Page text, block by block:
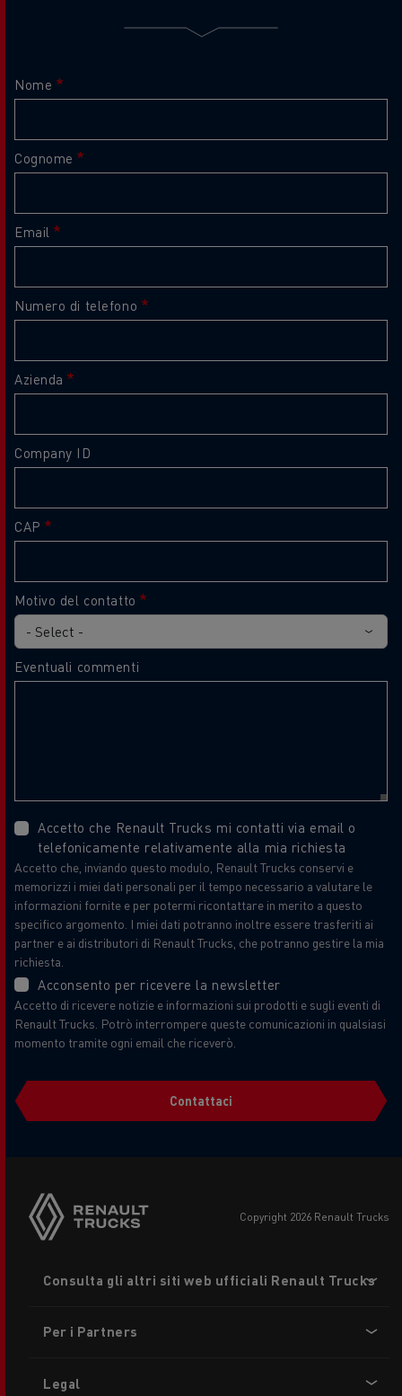
Nome
Cognome
Email
Numero di telefono
Azienda
Company ID
CAP
Motivo del contatto
Eventuali commenti
Accetto che Renault Trucks mi contatti via email o
telefonicamente relativamente alla mia richiesta
Accetto che, inviando questo modulo, Renault Trucks conservi e
memorizzi i miei dati personali per il tempo necessario a valutare le
informazioni fornite e per potermi ricontattare in merito a questo
specifico argomento. I miei dati potranno inoltre essere trasferiti ai
partner e ai distributori di Renault Trucks, che potranno gestire la mia
richiesta.
Acconsento per ricevere la newsletter
Accetto di ricevere notizie e informazioni sui prodotti e sugli eventi di
Renault Trucks. Potrò interrompere queste comunicazioni in qualsiasi
momento tramite ogni email che riceverò.
Contattaci
copyright 2026 Renault Trucks
menu
Consulta gli altri siti web ufficiali Renault Trucks
Per i Partners
Legal